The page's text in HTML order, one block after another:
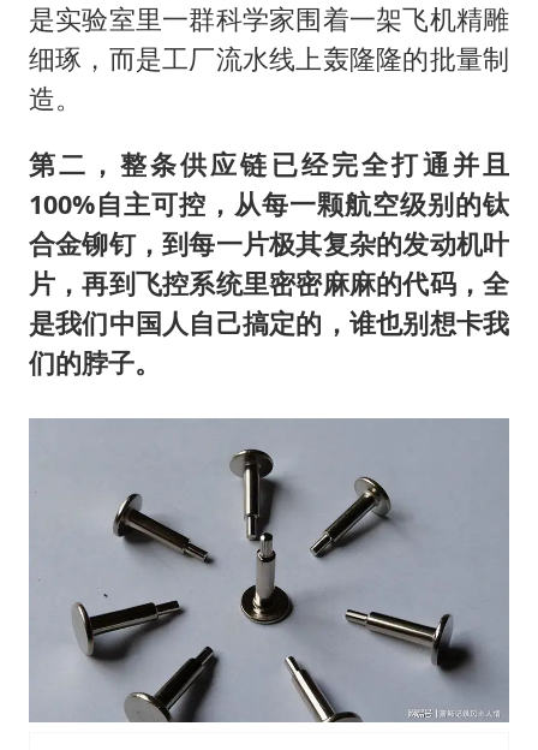
是实验室里一群科学家围着一架飞机精雕
细琢，而是工厂流水线上轰隆隆的批量制
造。
第二，整条供应链已经完全打通并且
100%自主可控，从每一颗航空级别的钛
合金铆钉，到每一片极其复杂的发动机叶
片，再到飞控系统里密密麻麻的代码，全
是我们中国人自己搞定的，谁也别想卡我
们的脖子。